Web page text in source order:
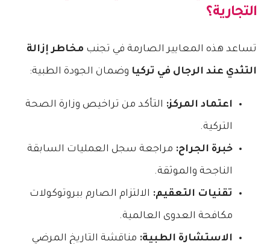
التجارية؟
تساعد هذه المعايير الصارمة في تجنب مخاطر إزالة
التثدي عند الرجال في تركيا وضمان الجودة الطبية:
اعتماد المركز: التأكد من تراخيص وزارة الصحة
التركية.
خبرة الجراح: مراجعة سجل العمليات السابقة
الناجحة والموثقة.
تقنيات التعقيم: الالتزام الصارم ببروتوكولات
مكافحة العدوى العالمية.
الاستشارة الطبية: مناقشة التاريخ المرضي